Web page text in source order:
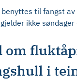
til fangst
ikke søndager
om
i